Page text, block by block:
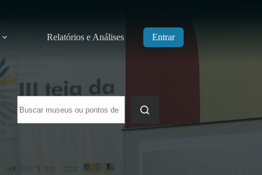
Relatórios e Análises Entrar
resultados